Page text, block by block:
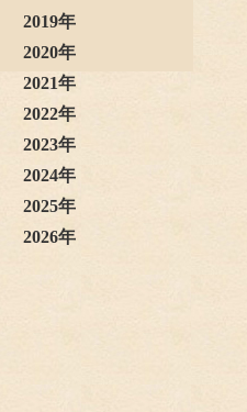
2019年
2020年
2021年
2022年
2023年
2024年
2025年
2026年